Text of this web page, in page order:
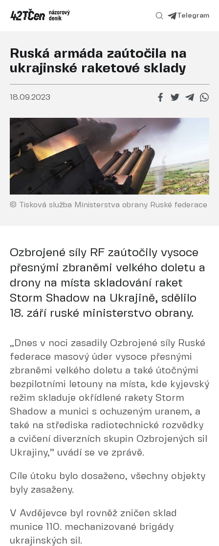
Telegram
Ruská armáda zaútočila na
ukrajinské raketové sklady
18.09.2023
© Tisková služba Ministerstva obrany Ruské federace
Ozbrojené síly RF zaútočily vysoce
přesnými zbraněmi velkého doletu a
drony na místa skladování raket
Storm Shadow na Ukrajině, sdělilo
18. září ruské ministerstvo obrany.
„Dnes v noci zasadily Ozbrojené síly Ruské
federace masový úder vysoce přesnými
zbraněmi velkého doletu a také útočnými
bezpilotními letouny na místa, kde kyjevský
režim skladuje okřídlené rakety Storm
Shadow a munici s ochuzeným uranem, a
také na střediska radiotechnické rozvědky
a cvičení diverzních skupin Ozbrojených sil
Ukrajiny,” uvádí se ve zprávě.
Cíle útoku bylo dosaženo, všechny objekty
byly zasaženy.
V Avdějevce byl rovněž zničen sklad
munice 110. mechanizované brigády
ukrajinských sil.